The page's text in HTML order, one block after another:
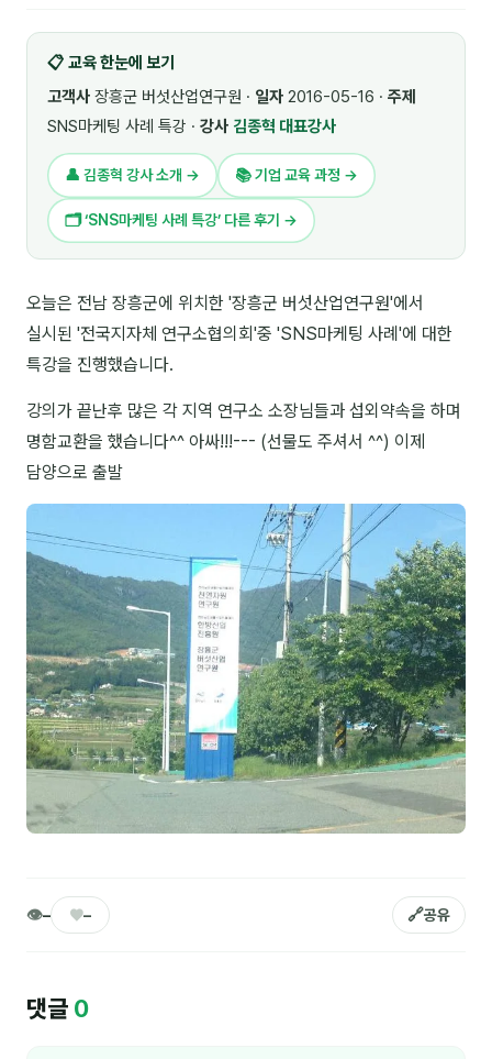
🏭 산업 특화
🎬 영상 · 콘텐츠
📊 프레젠테이션 · 기획
🚀 창업 · 커리어 13
🗣️ 외국어 강의
👥 리더십 · 조직
📚 인문학 · 교양
🤲 협력강사 과정
📈 B2B 마케팅 3
🤖 AI 실무 2
🧭 기획·전략 1
강사
김종혁
구자룡
김소연
📋 교육 한눈에 보기
고객사 장흥군 버섯산업연구원 · 일자 2016-05-16 · 주제
SNS마케팅 사례 특강 · 강사 김종혁 대표강사
👤 김종혁 강사 소개 → 📚 기업 교육 과정 →
🗂 ‘SNS마케팅 사례 특강’ 다른 후기 →
오늘은 전남 장흥군에 위치한 '장흥군 버섯산업연구원'에서
실시된 '전국지자체 연구소협의회'중 'SNS마케팅 사례'에 대한
특강을 진행했습니다.
강의가 끝난후 많은 각 지역 연구소 소장님들과 섭외약속을 하며
명함교환을 했습니다^^ 아싸!!!--- (선물도 주셔서 ^^) 이제
담양으로 출발
👁– ♥– 🔗공유
댓글 0